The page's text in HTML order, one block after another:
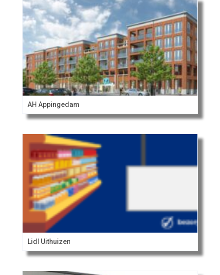
AH Appingedam
Lidl Uithuizen